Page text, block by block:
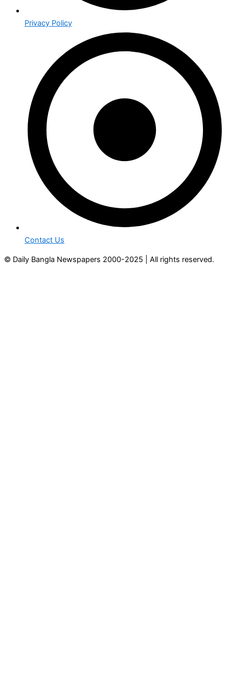
Privacy Policy
Contact Us
© Daily Bangla Newspapers 2000-2025 | All rights reserved.